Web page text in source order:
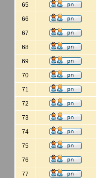
65
66
67
68
69
70
71
72
73
74
75
76
77